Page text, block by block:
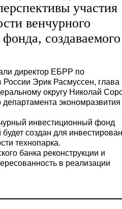
участия
венчурного
директор ЕБРР по
России Эрик Расмуссен, глава
округу Николай
департамента
инвестиционный фонд
создан для
технопарка.
банка реконструкции и
в реализации